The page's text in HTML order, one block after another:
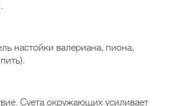
настойки валериана, пиона,
Суета окружающих усиливает